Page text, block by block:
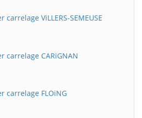
ViLLERS-SEMEUSE
carrelage CARiGNAN
carrelage FLOiNG